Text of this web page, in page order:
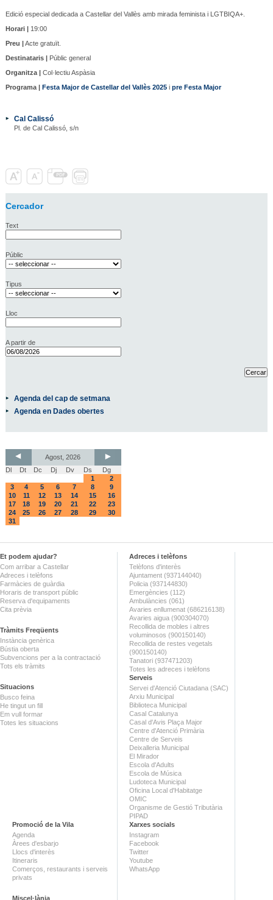
Edició especial dedicada a Castellar del Vallès amb mirada feminista i LGTBIQA+.
Horari |19:00
Preu |Acte gratuït.
Destinataris |Públic general
Organitza |Col·lectiu Aspàsia
Programa | Festa Major de Castellar del Vallès 2025i pre Festa Major
Cal Calissó
Pl. de Cal Calissó, s/n
Cercador
Text
Públic
Tipus
Lloc
A partir de
Agenda del cap de setmana
Agenda en Dades obertes
Agost, 2026
Dl
Dt Dc Dj Dv Ds
Dg
1
2
3
4 5 6 7 8
9
10
11 12 13 14 15
16
17
18 19 20 21 22
23
24
25 26 27 28 29
30
31
Et podem ajudar?
Com arribar a Castellar
Adreces i telèfons
Farmàcies de guàrdia
Horaris de transport públic
Reserva d'equipaments
Cita prèvia
Tràmits Freqüents
Instància genèrica
Bústia oberta
Subvencions per a la contractació
Tots els tràmits
Situacions
Busco feina
He tingut un fill
Em vull formar
Totes les situacions
Adreces i telèfons
Telèfons d'interès
Ajuntament (937144040)
Policia (937144830)
Emergències (112)
Ambulàncies (061)
Avaries enllumenat (686216138)
Avaries aigua (900304070)
Recollida de mobles i altres
voluminosos (900150140)
Recollida de restes vegetals
(900150140)
Tanatori (937471203)
Totes les adreces i telèfons
Serveis
Servei d'Atenció Ciutadana (SAC)
Arxiu Municipal
Biblioteca Municipal
Casal Catalunya
Casal d'Avis Plaça Major
Centre d'Atenció Primària
Centre de Serveis
Deixalleria Municipal
El Mirador
Escola d'Adults
Escola de Música
Ludoteca Municipal
Oficina Local d'Habitatge
OMIC
Organisme de Gestió Tributària
PIPAD
Promoció de la Vila
Agenda
Àrees d'esbarjo
Llocs d'interès
Itineraris
Comerços, restaurants i serveis
privats
Miscel·lània
Xarxes socials
Instagram
Facebook
Twitter
Youtube
WhatsApp